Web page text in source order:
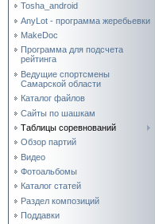
Tosha_android
AnyLot - программа жеребьевки
MakeDoc
Программа для подсчета
рейтинга
Ведущие спортсмены
Самарской области
Каталог файлов
Сайты по шашкам
Таблицы соревнований
Обзор партий
Видео
Фотоальбомы
Каталог статей
Раздел композиций
Поддавки